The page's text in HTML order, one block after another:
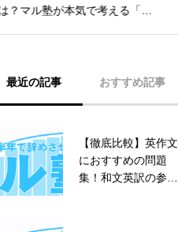
グ」とは？大学受験にも効果的
最近の記事 おすすめ記事
【徹底比較】英作文
におすすめの問題
集！和文英訳の参考
【中学生必見】勉強
する理由とは？マル
塾が本気で考える